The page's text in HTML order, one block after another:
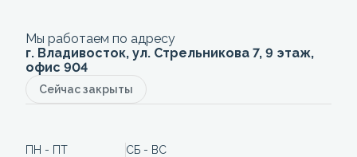
Мы работаем по адресу
г. Владивосток, ул. Стрельникова 7, 9 этаж,
офис 904
Сейчас закрыты
ПН - ПТ
СБ - ВС